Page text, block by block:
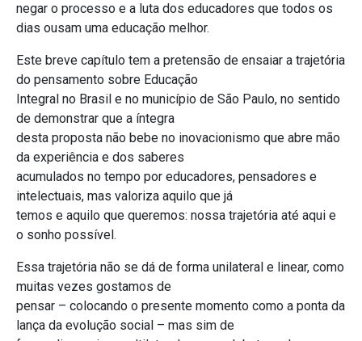
negar o processo e a luta dos educadores que todos os
dias ousam uma educação melhor.
Este breve capítulo tem a pretensão de ensaiar a trajetória
do pensamento sobre Educação
Integral no Brasil e no município de São Paulo, no sentido
de demonstrar que a íntegra
desta proposta não bebe no inovacionismo que abre mão
da experiência e dos saberes
acumulados no tempo por educadores, pensadores e
intelectuais, mas valoriza aquilo que já
temos e aquilo que queremos: nossa trajetória até aqui e
o sonho possível.
Essa trajetória não se dá de forma unilateral e linear, como
muitas vezes gostamos de
pensar – colocando o presente momento como a ponta da
lança da evolução social – mas sim de